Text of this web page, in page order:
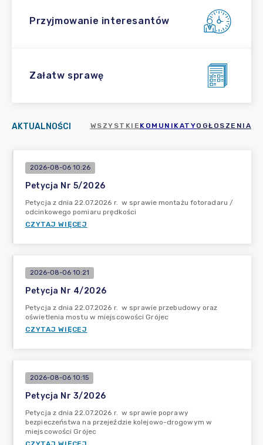
Przyjmowanie interesantów
Załatw sprawę
AKTUALNOŚCI WSZYSTKIE KOMUNIKATYOGŁOSZENIA
2026-08-06 10:26
Petycja Nr 5/2026
Petycja z dnia 22.07.2026 r. w sprawie montażu fotoradaru /
odcinkowego pomiaru prędkości
CZYTAJ WIĘCEJ
2026-08-06 10:21
Petycja Nr 4/2026
Petycja z dnia 22.07.2026 r. w sprawie przebudowy oraz
oświetlenia mostu w miejscowości Grójec
CZYTAJ WIĘCEJ
2026-08-06 10:15
Petycja Nr 3/2026
Petycja z dnia 22.07.2026 r. w sprawie poprawy
bezpieczeństwa na przejeździe kolejowo-drogowym w
miejscowości Grójec